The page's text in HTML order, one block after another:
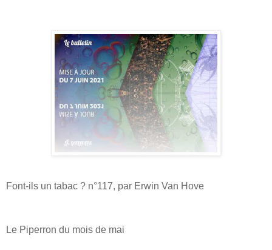
Font-ils un tabac ? n°117, par Erwin Van Hove
Le Piperron du mois de mai